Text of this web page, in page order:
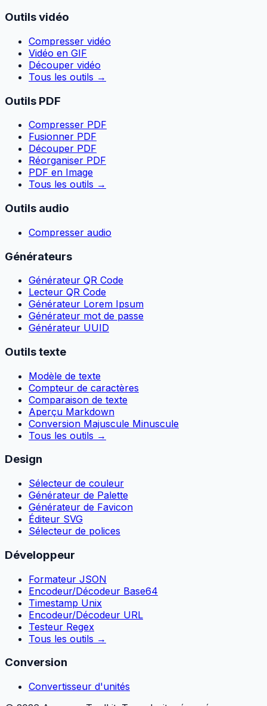
Outils vidéo
Compresser vidéo
Vidéo en GIF
Découper vidéo
Tous les outils →
Outils PDF
Compresser PDF
Fusionner PDF
Découper PDF
Réorganiser PDF
PDF en Image
Tous les outils →
Outils audio
Compresser audio
Générateurs
Générateur QR Code
Lecteur QR Code
Générateur Lorem Ipsum
Générateur mot de passe
Générateur UUID
Outils texte
Modèle de texte
Compteur de caractères
Comparaison de texte
Aperçu Markdown
Conversion Majuscule Minuscule
Tous les outils →
Design
Sélecteur de couleur
Générateur de Palette
Générateur de Favicon
Éditeur SVG
Sélecteur de polices
Développeur
Formateur JSON
Encodeur/Décodeur Base64
Timestamp Unix
Encodeur/Décodeur URL
Testeur Regex
Tous les outils →
Conversion
Convertisseur d'unités